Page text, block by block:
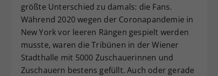
größte Unterschied zu damals: die Fans.
Während 2020 wegen der Coronapandemie in
New York vor leeren Rängen gespielt werden
musste, waren die Tribünen in der Wiener
Stadthalle mit 5000 Zuschauerinnen und
Zuschauern bestens gefüllt. Auch oder gerade